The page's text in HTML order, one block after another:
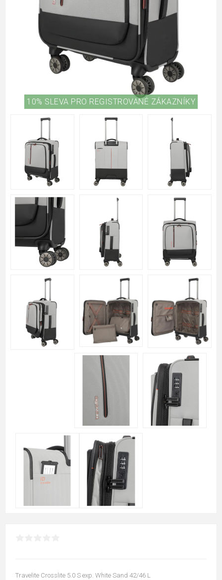
10% SLEVA PRO REGISTROVANÉ ZÁKAZNÍKY
Travelite Crosslite 5.0 S exp. White Sand 42/46 L